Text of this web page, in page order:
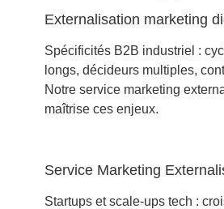
Externalisation marketing
Spécificités B2B industriel :
longs, décideurs multiples,
Notre service marketing
maîtrise ces enjeux.
Service Marketing
Startups et scale-ups tech :